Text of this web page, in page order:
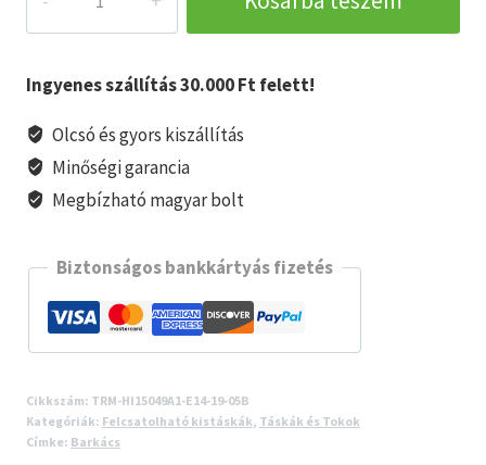
vászon
szerszámöv
Ingyenes szállítás 30.000 Ft felett!
Olcsó és gyors kiszállítás
Minőségi garancia
Megbízható magyar bolt
Biztonságos bankkártyás fizetés
Cikkszám: TRM-HI15049A1-E14-19-05B
Kategóriák: Felcsatolható kistáskák Táskák és Tokok
Címke: Barkács